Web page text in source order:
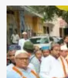
भदवार
गर्ल्स
इंटर
कॉलेज
में
तीरंदाजी
प्रशिक्षण
शिविर